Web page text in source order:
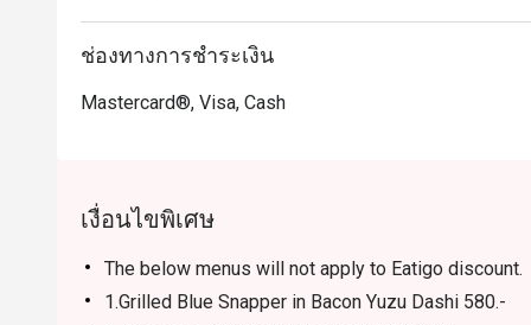
ช่องทางการชำระเงิน
Mastercard®, Visa, Cash
เงื่อนไขพิเศษ
The below menus will not apply to Eatigo discount.
1.Grilled Blue Snapper in Bacon Yuzu Dashi 580.-